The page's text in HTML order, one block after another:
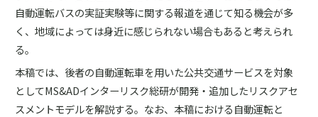
自動運転バスの実証実験等に関する報道を通じて知る機会が多
く、地域によっては身近に感じられない場合もあると考えられ
る。
本稿では、後者の自動運転車を用いた公共交通サービスを対象
としてMS&ADインターリスク総研が開発・追加したリスクアセ
スメントモデルを解説する。なお、本稿における自動運転と